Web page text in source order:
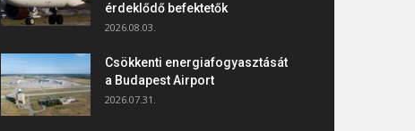
érdeklődő befektetők
2026.08.03.
Csökkenti energiafogyasztását
a Budapest Airport
2026.07.31.